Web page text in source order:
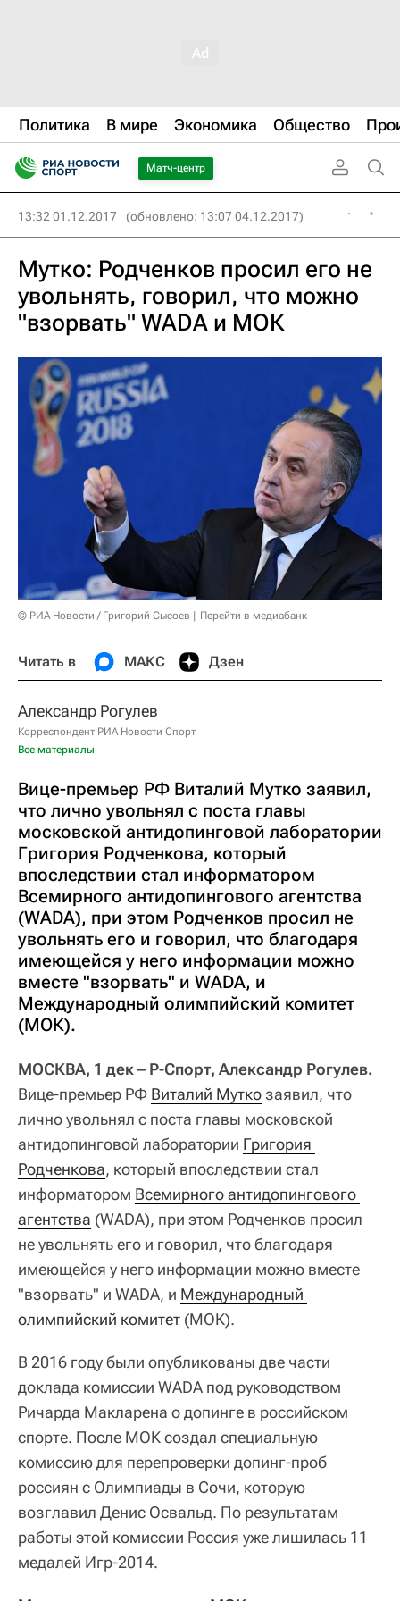
Политика В мире Экономика Общество
Матч-центр
13:32 01.12.2017 (обновлено: 13:07 04.12.2017)
Мутко: Родченков просил его не
увольнять, говорил, что можно
"взорвать" WADA и МОК
© РИА Новости / Григорий Сысоев Перейти в медиабанк
Читать в МАКС Дзен
Александр Рогулев
Корреспондент РИА Новости Спорт
Все материалы
Вице-премьер РФ Виталий Мутко заявил,
что лично увольнял с поста главы
московской антидопинговой лаборатории
Григория Родченкова, который
впоследствии стал информатором
Всемирного антидопингового агентства
(WADA), при этом Родченков просил не
увольнять его и говорил, что благодаря
имеющейся у него информации можно
вместе "взорвать" и WADA, и
Международный олимпийский комитет
(МОК).
МОСКВА, 1 дек – Р-Спорт, Александр Рогулев.
Вице-премьер РФ Виталий Муткозаявил, что
лично увольнял с поста главы московской
антидопинговой лаборатории Григория
Родченкова, который впоследствии стал
информатором Всемирного антидопингового
агентства (WADA), при этом Родченков просил
не увольнять его и говорил, что благодаря
имеющейся у него информации можно вместе
"взорвать" и WADA, и Международный
олимпийский комитет (МОК).
В 2016 году были опубликованы две части
доклада комиссии WADA под руководством
Ричарда Макларена о допинге в российском
спорте. После МОК создал специальную
комиссию для перепроверки допинг-проб
россиян с Олимпиады в Сочи, которую
возглавил Денис Освальд. По результатам
работы этой комиссии Россия уже лишилась 11
медалей Игр-2014.